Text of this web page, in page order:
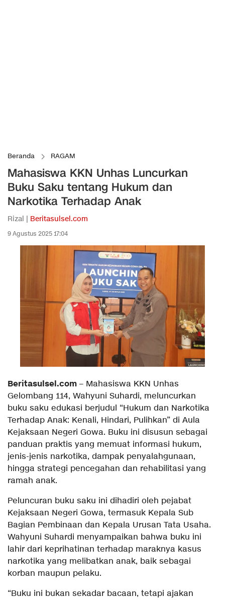
Beranda RAGAM
Mahasiswa KKN Unhas Luncurkan
Buku Saku tentang Hukum dan
Narkotika Terhadap Anak
Rizal | Beritasulsel.com
9 Agustus 2025 17:04
Beritasulsel.com – Mahasiswa KKN Unhas
Gelombang 114, Wahyuni Suhardi, meluncurkan
buku saku edukasi berjudul “Hukum dan Narkotika
Terhadap Anak: Kenali, Hindari, Pulihkan” di Aula
Kejaksaan Negeri Gowa. Buku ini disusun sebagai
panduan praktis yang memuat informasi hukum,
jenis-jenis narkotika, dampak penyalahgunaan,
hingga strategi pencegahan dan rehabilitasi yang
ramah anak.
Peluncuran buku saku ini dihadiri oleh pejabat
Kejaksaan Negeri Gowa, termasuk Kepala Sub
Bagian Pembinaan dan Kepala Urusan Tata Usaha.
Wahyuni Suhardi menyampaikan bahwa buku ini
lahir dari keprihatinan terhadap maraknya kasus
narkotika yang melibatkan anak, baik sebagai
korban maupun pelaku.
“Buku ini bukan sekadar bacaan, tetapi ajakan